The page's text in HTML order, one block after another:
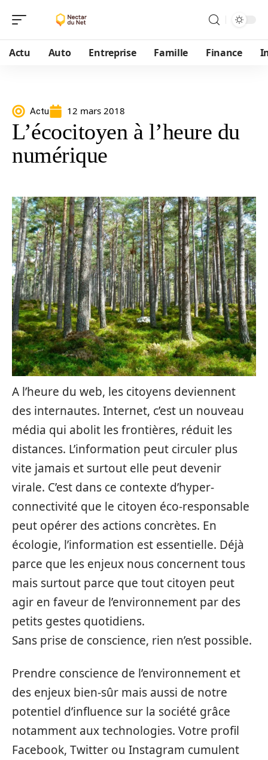
Actu Auto Entreprise Famille Finance
Actu 12 mars 2018
L’écocitoyen à l’heure du
numérique
A l’heure du web, les citoyens deviennent
des internautes. Internet, c’est un nouveau
média qui abolit les frontières, réduit les
distances. L’information peut circuler plus
vite jamais et surtout elle peut devenir
virale. C’est dans ce contexte d’hyper-
connectivité que le citoyen éco-responsable
peut opérer des actions concrètes. En
écologie, l’information est essentielle. Déjà
parce que les enjeux nous concernent tous
mais surtout parce que tout citoyen peut
agir en faveur de l’environnement par des
petits gestes quotidiens.
Sans prise de conscience, rien n’est possible.
Prendre conscience de l’environnement et
des enjeux bien-sûr mais aussi de notre
potentiel d’influence sur la société grâce
notamment aux technologies. Votre profil
Facebook, Twitter ou Instagram cumulent